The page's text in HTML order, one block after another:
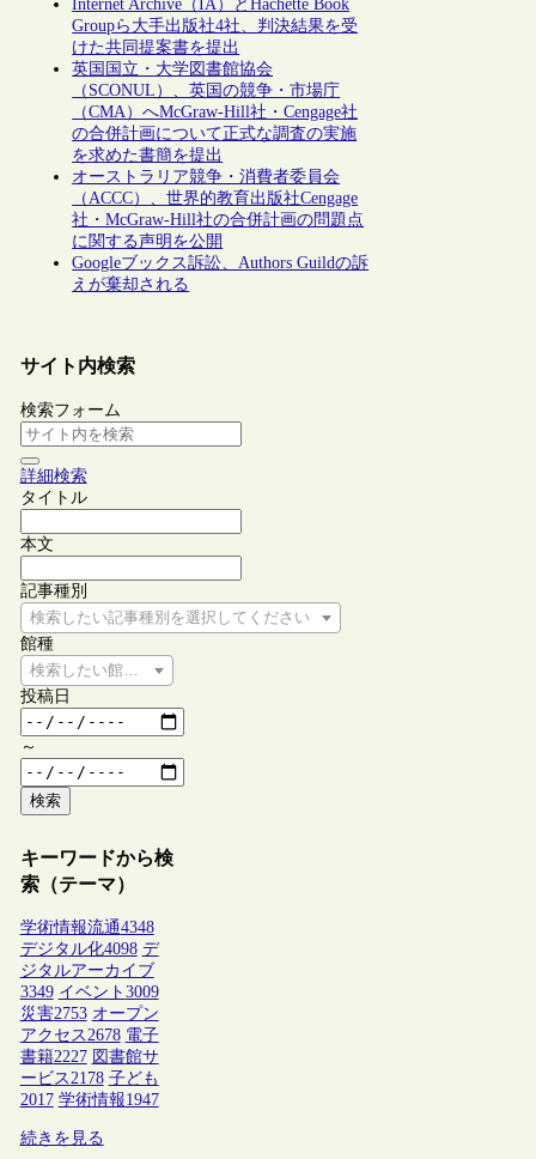
Internet Archive（IA）とHachette Book
Groupら大手出版社4社、判決結果を受
けた共同提案書を提出
英国国立・大学図書館協会
（SCONUL）、英国の競争・市場庁
（CMA）へMcGraw-Hill社・Cengage社
の合併計画について正式な調査の実施
を求めた書簡を提出
オーストラリア競争・消費者委員会
（ACCC）、世界的教育出版社Cengage
社・McGraw-Hill社の合併計画の問題点
に関する声明を公開
Googleブックス訴訟、Authors Guildの訴
えが棄却される
サイト内検索
検索フォーム
詳細検索
タイトル
本文
記事種別
検索したい記事種別を選択してください
館種
検索したい館種を選択してください
投稿日
～
検索
キーワードから検
索（テーマ）
学術情報流通4348
デジタル化4098 デ
ジタルアーカイブ
3349 イベント 3009
災害2753 オープン
アクセス2678 電子
書籍2227 図書館サ
ービス2178 子ども
2017 学術情報1947
続きを見る